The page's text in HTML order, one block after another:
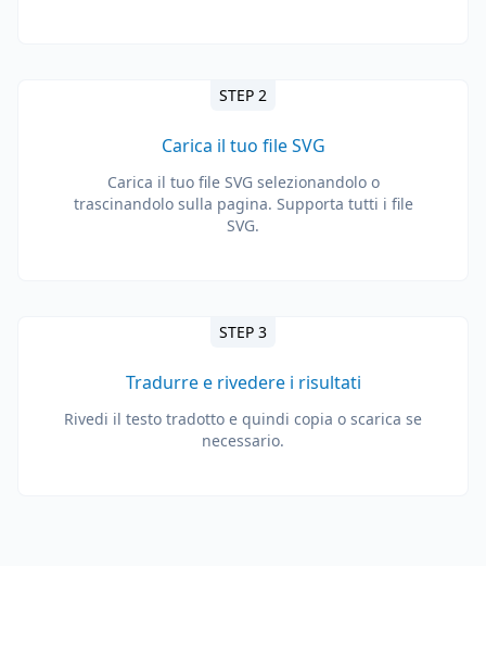
STEP 2
Carica il tuo file SVG
Carica il tuo file SVG selezionandolo o
trascinandolo sulla pagina. Supporta tutti i file
SVG.
STEP 3
Tradurre e rivedere i risultati
Rivedi il testo tradotto e quindi copia o scarica se
necessario.